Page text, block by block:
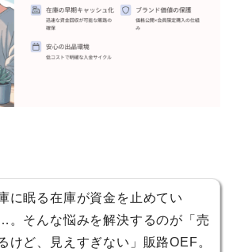
に眠る在庫が資金を止めてい
。そんな悩みを解決するのが「売
けど、見えすぎない」販路OEF。